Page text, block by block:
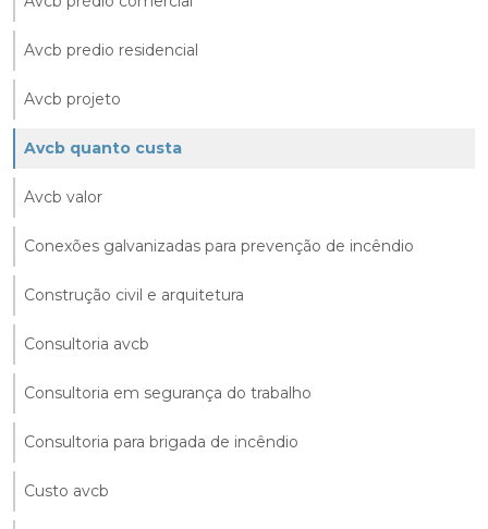
Avcb predio residencial
Avcb projeto
Avcb quanto custa
Avcb valor
Conexões galvanizadas para prevenção de incêndio
Construção civil e arquitetura
Consultoria avcb
Consultoria em segurança do trabalho
Consultoria para brigada de incêndio
Custo avcb